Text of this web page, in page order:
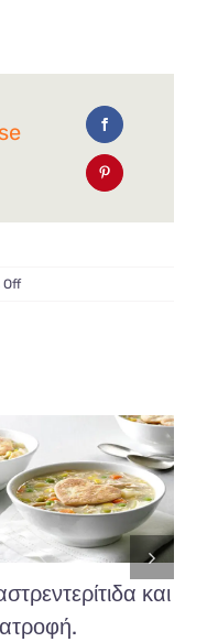
Offon
ανοσοποιητικού
συστήματος!
και